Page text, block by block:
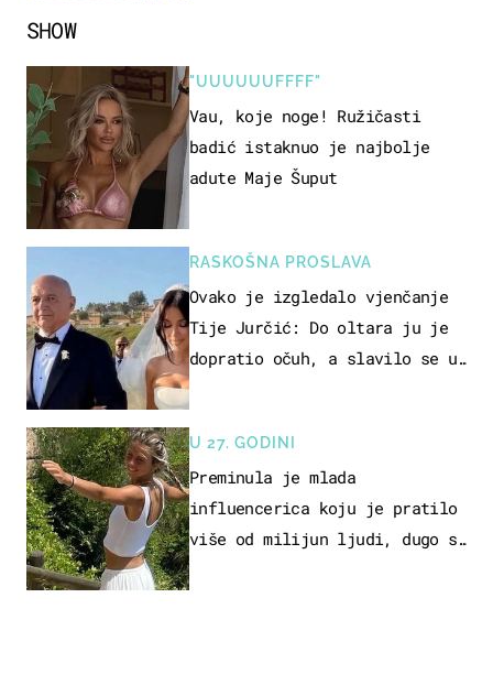
SHOW
"UUUUUUFFFF"
Vau, koje noge! Ružičasti
badić istaknuo je najbolje
adute Maje Šuput
RASKOŠNA PROSLAVA
Ovako je izgledalo vjenčanje
Tije Jurčić: Do oltara ju je
dopratio očuh, a slavilo se uz
U 27. GODINI
Preminula je mlada
influencerica koju je pratilo
više od milijun ljudi, dugo se